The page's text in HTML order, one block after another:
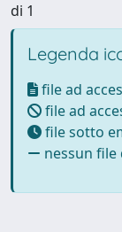
di 1
Legenda
file ad
file ad
file sotto
nessun